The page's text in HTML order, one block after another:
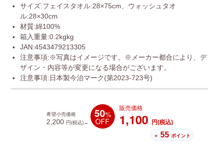
サイズ:フェイスタオル:28×75cm、ウォッシュタオ
ル:28×30cm
材質:綿100%
箱入重量:0.2kgkg
JAN:4543479213305
注意事項:※写真はイメージです。※メーカー都合により、デ
ザイン・内容等が変更になる場合がございます。
注意事項:日本製今治マーク(第2023-723号)
希望小売価格
2,200 円(税込)→
50%
OFF
販売価格
1,100 円(税込)
＋ 55 ポイント